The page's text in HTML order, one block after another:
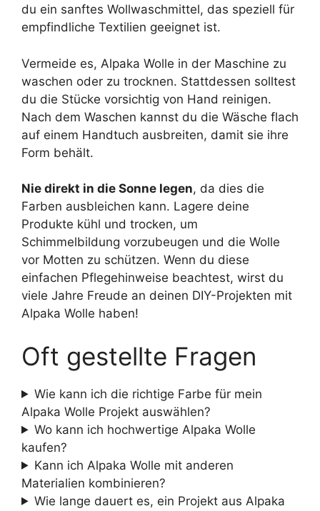
du ein sanftes Wollwaschmittel, das speziell für
empfindliche Textilien geeignet ist.
Vermeide es, Alpaka Wolle in der Maschine zu
waschen oder zu trocknen. Stattdessen solltest
du die Stücke vorsichtig von Hand reinigen.
Nach dem Waschen kannst du die Wäsche flach
auf einem Handtuch ausbreiten, damit sie ihre
Form behält.
Nie direkt in die Sonne legen, da dies die
Farben ausbleichen kann. Lagere deine
Produkte kühl und trocken, um
Schimmelbildung vorzubeugen und die Wolle
vor Motten zu schützen. Wenn du diese
einfachen Pflegehinweise beachtest, wirst du
viele Jahre Freude an deinen DIY-Projekten mit
Alpaka Wolle haben!
Oft gestellte Fragen
Wie kann ich die richtige Farbe für mein
Alpaka Wolle Projekt auswählen?
Wo kann ich hochwertige Alpaka Wolle
kaufen?
Kann ich Alpaka Wolle mit anderen
Materialien kombinieren?
Wie lange dauert es, ein Projekt aus Alpaka